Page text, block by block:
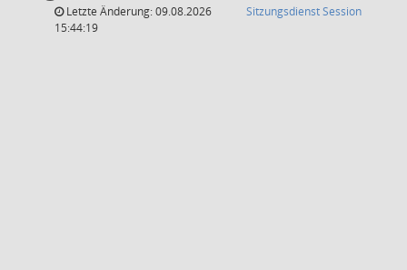
Letzte Änderung: 09.08.2026
15:44:19
SitzungsdienstSession(Wird in